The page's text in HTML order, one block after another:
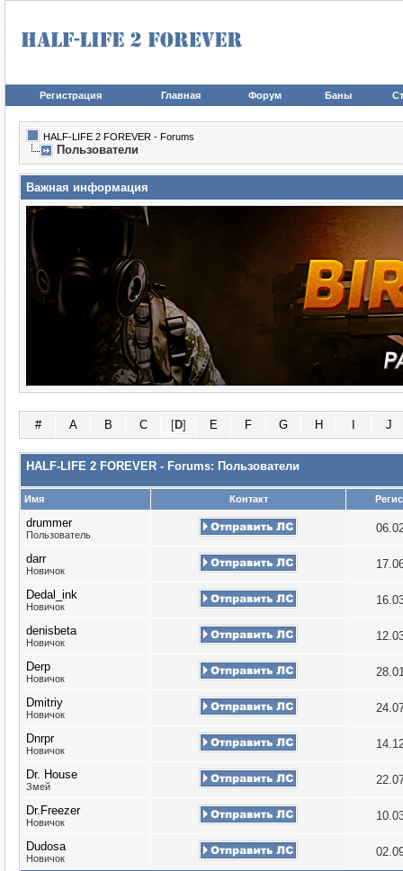
Регистрация Главная Форум Баны
HALF-LIFE 2 FOREVER - Forums
Пользователи
Важная информация
# A B C [D] E F G H J
HALF-LIFE 2 FOREVER - Forums: Пользователи
Имя Контакт
drummer
Пользователь
darr
Новичок
Dedal_ink
Новичок
denisbeta
Новичок
Derp
Новичок
Dmitriy
Новичок
Dnrpr
Новичок
Dr. House
Змей
Dr.Freezer
Новичок
Dudosa
Новичок